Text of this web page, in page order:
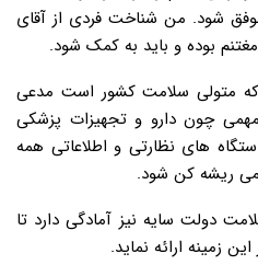
موفق شود. من شناخت فردی از آقای
مغتنم بوده و باید به کمک شود.
که متولی سلامت کشور است مدعی
چون دارو و تجهیزات پزشکی
های نظارتی و اطلاعاتی همه
ریشه کن شود.
دولت سایه نیز آمادگی دارد تا
زمینه ارائه نماید.